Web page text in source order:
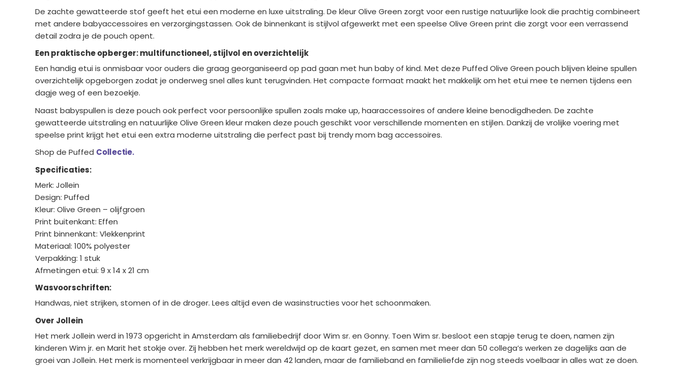
De zachte gewatteerde stof geeft het etui een moderne en luxe uitstraling. De kleur Olive Green zorgt voor een rustige natuurlijke look die prachtig combineert
met andere babyaccessoires en verzorgingstassen. Ook de binnenkant is stijlvol afgewerkt met een speelse Olive Green print die zorgt voor een verrassend
detail zodra je de pouch opent.
Een praktische opberger: multifunctioneel, stijlvol en overzichtelijk
Een handig etui is onmisbaar voor ouders die graag georganiseerd op pad gaan met hun baby of kind. Met deze Puffed Olive Green pouch blijven kleine spullen
overzichtelijk opgeborgen zodat je onderweg snel alles kunt terugvinden. Het compacte formaat maakt het makkelijk om het etui mee te nemen tijdens een
dagje weg of een bezoekje.
Naast babyspullen is deze pouch ook perfect voor persoonlijke spullen zoals make up, haaraccessoires of andere kleine benodigdheden. De zachte
gewatteerde uitstraling en natuurlijke Olive Green kleur maken deze pouch geschikt voor verschillende momenten en stijlen. Dankzij de vrolijke voering met
speelse print krijgt het etui een extra moderne uitstraling die perfect past bij trendy mom bag accessoires.
Shop de Puffed Collectie.
Specificaties:
Merk: Jollein
Design: Puffed
Kleur: Olive Green – olijfgroen
Print buitenkant: Effen
Print binnenkant: Vlekkenprint
Materiaal: 100% polyester
Verpakking: 1 stuk
Afmetingen etui: 9 x 14 x 21 cm
Wasvoorschriften:
Handwas, niet strijken, stomen of in de droger. Lees altijd even de wasinstructies voor het schoonmaken.
Over Jollein
Het merk Jollein werd in 1973 opgericht in Amsterdam als familiebedrijf door Wim sr. en Gonny. Toen Wim sr. besloot een stapje terug te doen, namen zijn
kinderen Wim jr. en Marit het stokje over. Zij hebben het merk wereldwijd op de kaart gezet, en samen met meer dan 50 collega’s werken ze dagelijks aan de
groei van Jollein. Het merk is momenteel verkrijgbaar in meer dan 42 landen, maar de familieband en familieliefde zijn nog steeds voelbaar in alles wat ze doen.